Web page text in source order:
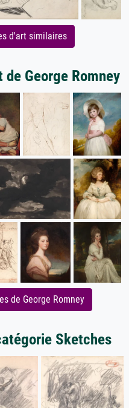
d'art similaires
George Romney
de George Romney
Sketches